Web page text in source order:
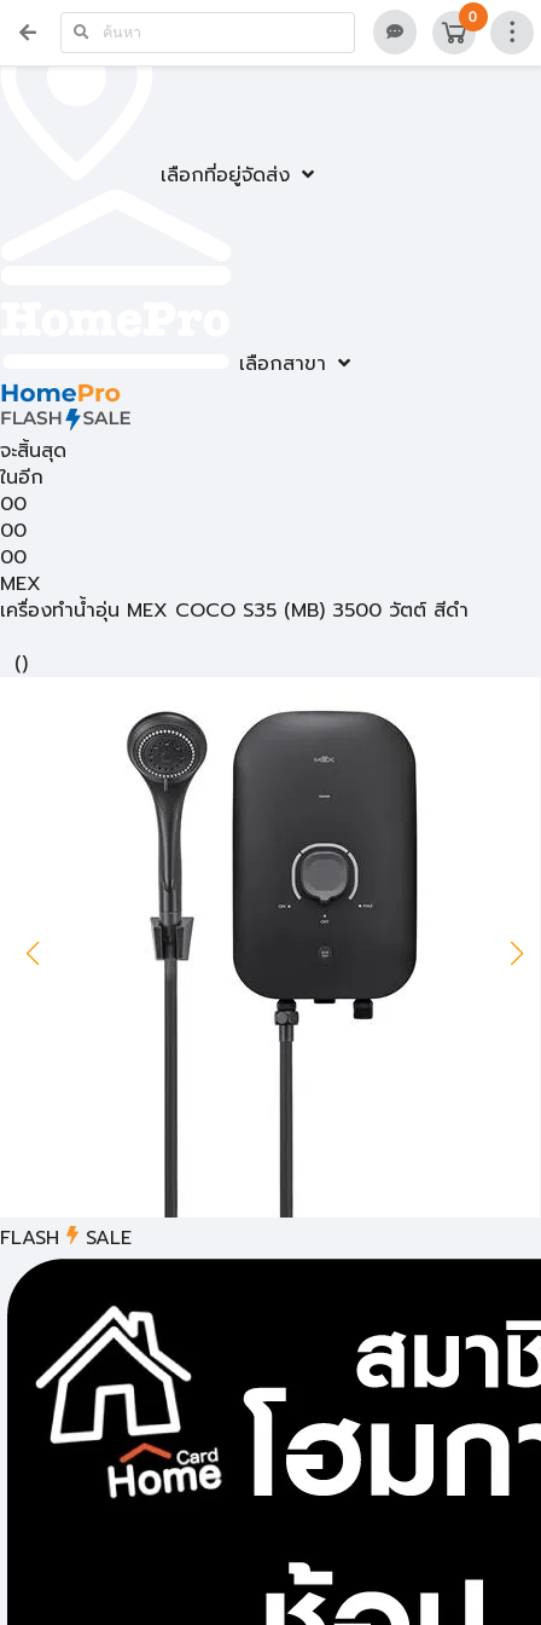
เลือกที่อยู่จัดส่ง
เลือกสาขา
0
จะสิ้นสุด
ในอีก
00
00
00
MEX
เครื่องทำน้ำอุ่น MEX COCO S35 (MB) 3500 วัตต์ สีดำ
()
FLASH SALE